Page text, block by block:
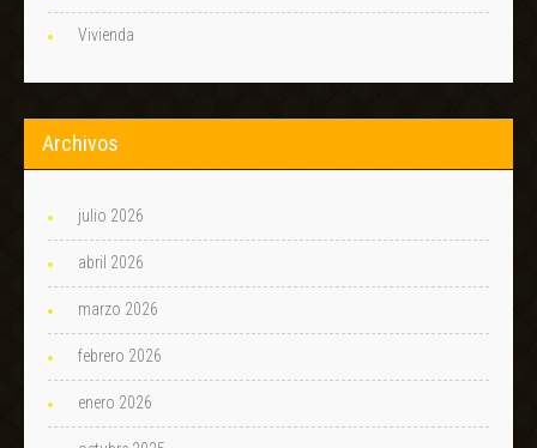
Vivienda
Archivos
julio 2026
abril 2026
marzo 2026
febrero 2026
enero 2026